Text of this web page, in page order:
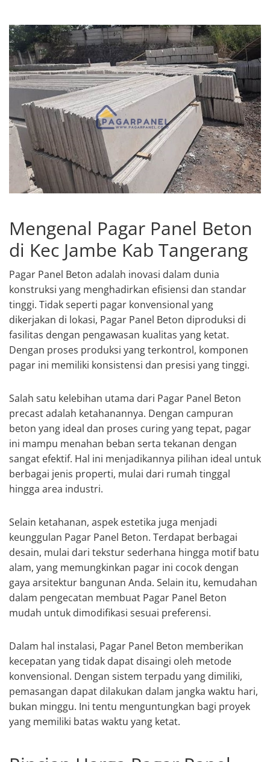
Mengenal Pagar Panel Beton
di Kec Jambe Kab Tangerang
Pagar Panel Beton adalah inovasi dalam dunia
konstruksi yang menghadirkan efisiensi dan standar
tinggi. Tidak seperti pagar konvensional yang
dikerjakan di lokasi, Pagar Panel Beton diproduksi di
fasilitas dengan pengawasan kualitas yang ketat.
Dengan proses produksi yang terkontrol, komponen
pagar ini memiliki konsistensi dan presisi yang tinggi.
Salah satu kelebihan utama dari Pagar Panel Beton
precast adalah ketahanannya. Dengan campuran
beton yang ideal dan proses curing yang tepat, pagar
ini mampu menahan beban serta tekanan dengan
sangat efektif. Hal ini menjadikannya pilihan ideal untuk
berbagai jenis properti, mulai dari rumah tinggal
hingga area industri.
Selain ketahanan, aspek estetika juga menjadi
keunggulan Pagar Panel Beton. Terdapat berbagai
desain, mulai dari tekstur sederhana hingga motif batu
alam, yang memungkinkan pagar ini cocok dengan
gaya arsitektur bangunan Anda. Selain itu, kemudahan
dalam pengecatan membuat Pagar Panel Beton
mudah untuk dimodifikasi sesuai preferensi.
Dalam hal instalasi, Pagar Panel Beton memberikan
kecepatan yang tidak dapat disaingi oleh metode
konvensional. Dengan sistem terpadu yang dimiliki,
pemasangan dapat dilakukan dalam jangka waktu hari,
bukan minggu. Ini tentu menguntungkan bagi proyek
yang memiliki batas waktu yang ketat.